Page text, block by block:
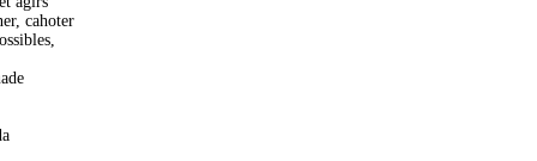
cahoter